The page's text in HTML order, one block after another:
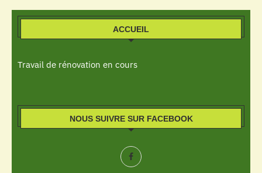
ACCUEIL
Travail de rénovation en cours
NOUS SUIVRE SUR FACEBOOK